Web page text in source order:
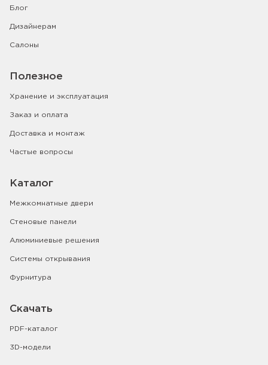
Блог
Дизайнерам
Салоны
Полезное
Хранение и эксплуатация
Заказ и оплата
Доставка и монтаж
Частые вопросы
Каталог
Межкомнатные двери
Стеновые панели
Алюминиевые решения
Системы открывания
Фурнитура
Скачать
PDF-каталог
3D-модели